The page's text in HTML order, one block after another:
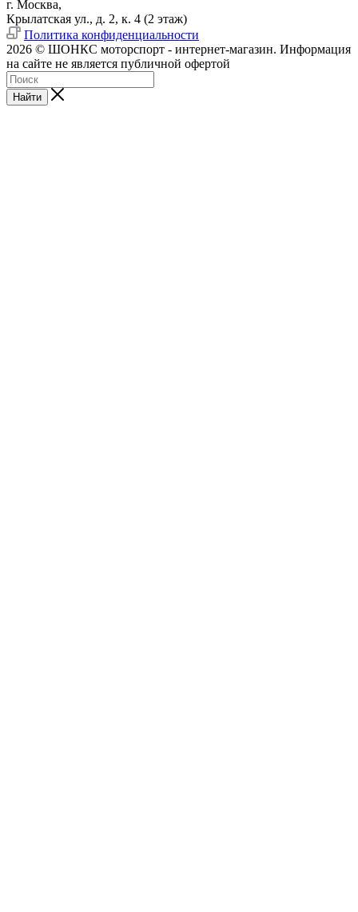
г. Москва,
Крылатская ул., д. 2, к. 4 (2 этаж)
Политика конфиденциальности
2026 © ШОНКС моторспорт - интернет-магазин. Информация
на сайте не является публичной офертой
Найти